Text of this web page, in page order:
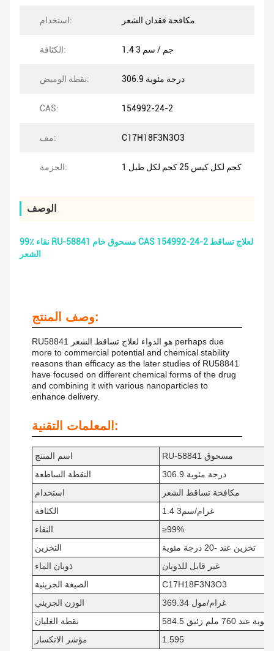
استخدام: مكافحة فقدان الشعر
الكثافة: 1.4 جم / سم 3
نقطة الوميض: 306.9 درجة مئوية
CAS: 154992-24-2
مف: C17H18F3N3O3
الحزمة: 1 كجم لكل كيس 25 كجم لكل طبل
الوصف
99٪ نقاء RU-58841 مسحوق خام CAS 154992-24-2 لعلاج تساقط
الشعر
وصف المنتج:
RU58841 هو الدواء لعلاج تساقط الشعر perhaps due
more to commercial potential and chemical stability
reasons than efficacy as the later studies of RU58841
have focused on different chemical forms of the drug
and combining it with various nanoparticles to
enhance delivery.
المعلمات التقنية:
اسم المنتج
RU-58841 مسحوق
النقطة الساطعة
306.9 درجة مئوية
استخدام
مكافحة تساقط الشعر
الكثافة
1.4 غرام/سم3
النقاء
≥99%
التخزين
تخزين عند -20 درجة مئوية
ذوبان الماء
غير قابل للذوبان
الصيغة الجزيئية
C17H18F3N3O3
الوزن الجزيئي
369.34 غرام/مول
نقطة الغليان
عند 760 ملم زئبق
مؤشر الانكسار
1.595